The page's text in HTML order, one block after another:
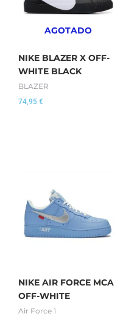
AGOTADO
NIKE BLAZER X OFF-
WHITE BLACK
BLAZER
74,95 €
NIKE AIR FORCE MCA
OFF-WHITE
Air Force 1